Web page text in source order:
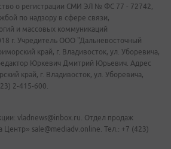
о регистрации СМИ ЭЛ № ФС 77 - 72742,
по надзору в сфере связи,
и массовых коммуникаций
г. Учредитель ООО "Дальневосточный
край, г. Владивосток, ул. Уборевича,
Юркевич Дмитрий Юрьевич. Адрес
край, г. Владивосток, ул. Уборевича,
2-415-600.
vladnews@inbox.ru. Отдел продаж
sale@mediadv.online. Тел.: +7 (423)